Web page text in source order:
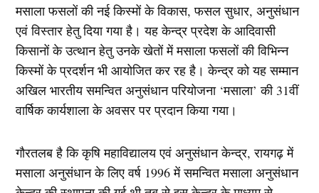
मसाला फसलों की नई किस्मों के विकास, फसल सुधार, अनुसंधान
एवं विस्तार हेतु दिया गया है। यह केन्द्र प्रदेश के आदिवासी
किसानों के उत्थान हेतु उनके खेतों में मसाला फसलों की विभिन्न
किस्मों के प्रदर्शन भी आयोजित कर रह है। केन्द्र को यह सम्मान
अखिल भारतीय समन्वित अनुसंधान परियोजना ‘मसाला’ की 31वीं
वार्षिक कार्यशाला के अवसर पर प्रदान किया गया।
गौरतलब है कि कृषि महाविद्यालय एवं अनुसंधान केन्द्र, रायगढ़ में
मसाला अनुसंधान के लिए वर्ष 1996 में समन्वित मसाला अनुसंधान